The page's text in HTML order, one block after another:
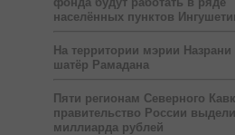
населённых пунктов
На территории мэрии Назрани
шатёр Рамадана
Пяти регионам Северного
правительство России
миллиарда рублей